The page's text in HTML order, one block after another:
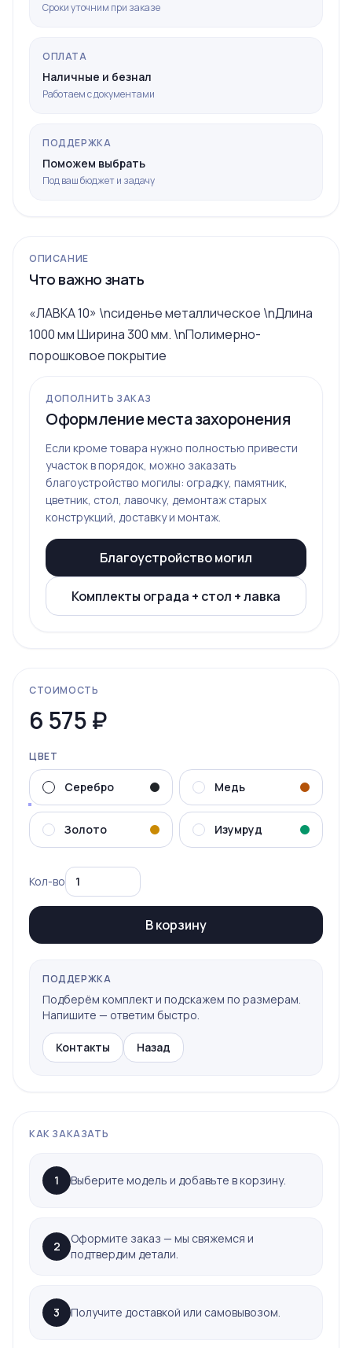
Сроки уточним при заказе
ОПЛАТА
Наличные и безнал
Работаем с документами
ПОДДЕРЖКА
Поможем выбрать
Под ваш бюджет и задачу
ОПИСАНИЕ
Что важно знать
«ЛАВКА 10» \nсиденье металлическое \nДлина
1000 мм Ширина 300 мм. \nПолимерно-
порошковое покрытие
ДОПОЛНИТЬ ЗАКАЗ
Оформление места захоронения
Если кроме товара нужно полностью привести
участок в порядок, можно заказать
благоустройство могилы: оградку, памятник,
цветник, стол, лавочку, демонтаж старых
конструкций, доставку и монтаж.
Благоустройство могил
Комплекты ограда + стол + лавка
СТОИМОСТЬ
6 575₽
ЦВЕТ
Серебро Медь
Золото Изумруд
Кол-во
В корзину
ПОДДЕРЖКА
Подберём комплект и подскажем по размерам.
Напишите — ответим быстро.
Контакты Назад
КАК ЗАКАЗАТЬ
1 Выберите модель и добавьте в корзину.
2
Оформите заказ — мы свяжемся и
подтвердим детали.
3 Получите доставкой или самовывозом.